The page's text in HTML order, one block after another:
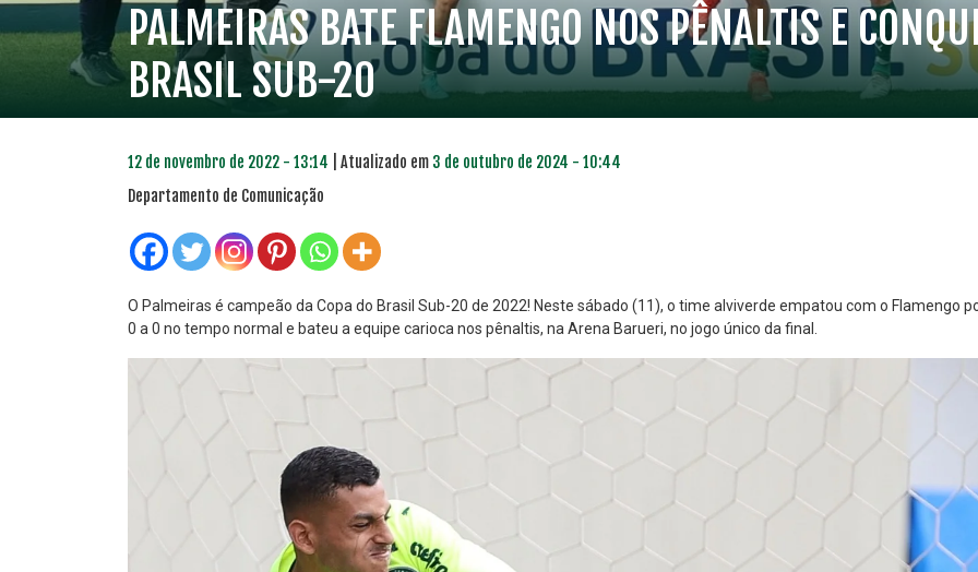
PALMEIRAS BATE FLAMENGO NOS PÊNALTIS E
BRASIL SUB-20
12 de novembro de 2022 - 13:14 | Atualizado em 3 de outubro de 2024 - 10:44
Departamento de Comunicação
O Palmeiras é campeão da Copa do Brasil Sub-20 de 2022! Neste sábado (11), o time alviverde empatou com o Flamengo
0 a 0 no tempo normal e bateu a equipe carioca nos pênaltis, na Arena Barueri, no jogo único da final.
PLANO PRATA
46 ,04
PLANO ESPECIAL PLANO PRATA SUPERIOR
,52